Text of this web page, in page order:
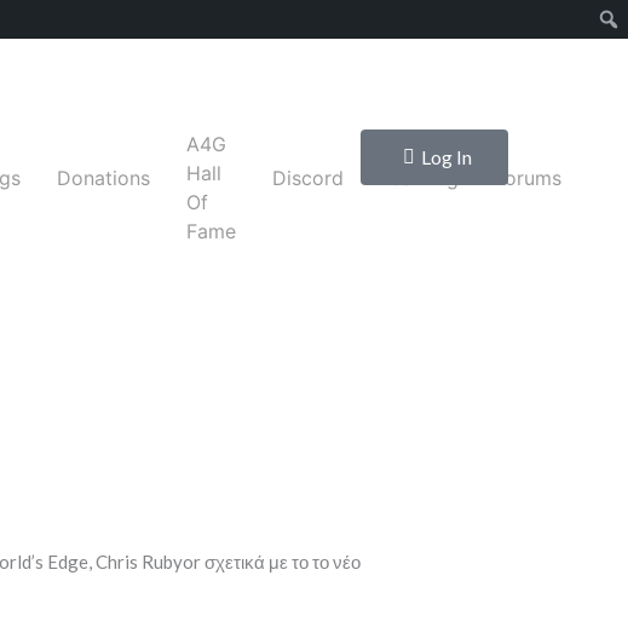
Donations
A4G
Hall
Of
Fame
Discord Forums
Log In
Edge, Chris Rubyor σχετικά με το το νέο